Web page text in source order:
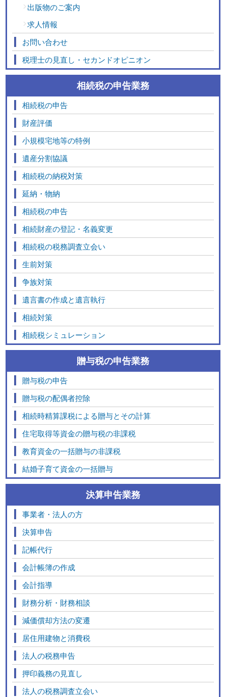
出版物のご案内
求人情報
お問い合わせ
税理士の見直し・セカンドオピニオン
相続税の申告業務
相続税の申告
財産評価
小規模宅地等の特例
遺産分割協議
相続税の納税対策
延納・物納
相続税の申告
相続財産の登記・名義変更
相続税の税務調査立会い
生前対策
争族対策
遺言書の作成と遺言執行
相続対策
相続税シミュレーション
贈与税の申告業務
贈与税の申告
贈与税の配偶者控除
相続時精算課税による贈与とその計算
住宅取得等資金の贈与税の非課税
教育資金の一括贈与の非課税
結婚子育て資金の一括贈与
決算申告業務
事業者・法人の方
決算申告
記帳代行
会計帳簿の作成
会計指導
財務分析・財務相談
減価償却方法の変遷
居住用建物と消費税
法人の税務申告
押印義務の見直し
法人の税務調査立会い